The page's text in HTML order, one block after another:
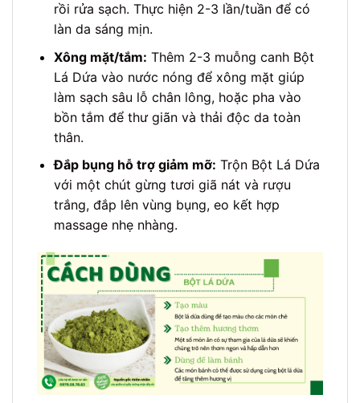
rồi rửa sạch. Thực hiện 2-3 lần/tuần để có
làn da sáng mịn.
Xông mặt/tắm: Thêm 2-3 muỗng canh Bột
Lá Dứa vào nước nóng để xông mặt giúp
làm sạch sâu lỗ chân lông, hoặc pha vào
bồn tắm để thư giãn và thải độc da toàn
thân.
Đắp bụng hỗ trợ giảm mỡ: Trộn Bột Lá Dứa
với một chút gừng tươi giã nát và rượu
trắng, đắp lên vùng bụng, eo kết hợp
massage nhẹ nhàng.